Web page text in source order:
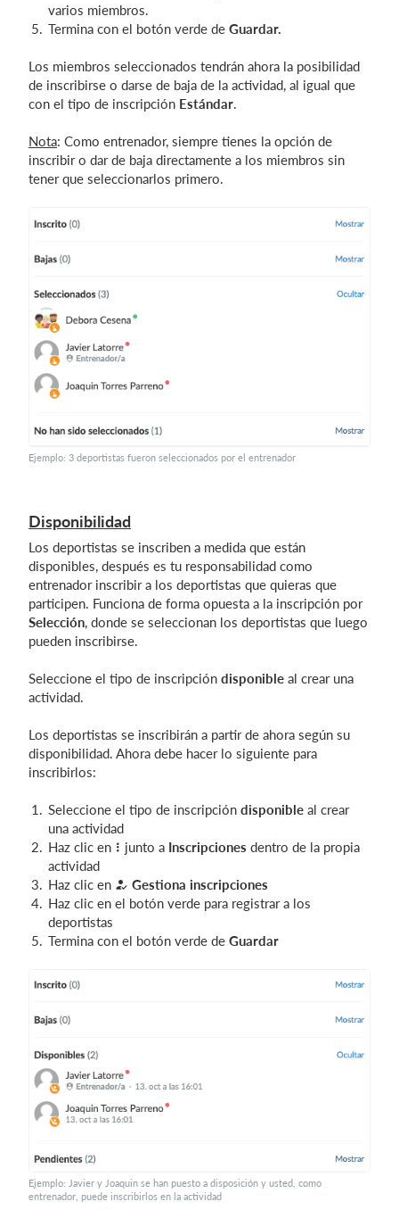
varios miembros.
Termina con el botón verde de Guardar.
Los miembros seleccionados tendrán ahora la posibilidad
de inscribirse o darse de baja de la actividad, al igual que
con el tipo de inscripción Estándar.
Nota: Como entrenador, siempre tienes la opción de
inscribir o dar de baja directamente a los miembros sin
tener que seleccionarlos primero.
Ejemplo: 3 deportistas fueron seleccionados por el entrenador
Disponibilidad
Los deportistas se inscriben a medida que están
disponibles, después es tu responsabilidad como
entrenador inscribir a los deportistas que quieras que
participen. Funciona de forma opuesta a la inscripción por
Selección, donde se seleccionan los deportistas que luego
pueden inscribirse.
Seleccione el tipo de inscripción disponible al crear una
actividad.
Los deportistas se inscribirán a partir de ahora según su
disponibilidad. Ahora debe hacer lo siguiente para
inscribirlos:
Seleccione el tipo de inscripción disponible al crear
una actividad
Haz clic en
junto a Inscripciones dentro de la propia
actividad
Haz clic en
Gestiona inscripciones
Haz clic en el botón verde para registrar a los
deportistas
Termina con el botón verde de Guardar
Ejemplo: Javier y Joaquin se han puesto a disposición y usted, como
entrenador, puede inscribirlos en la actividad